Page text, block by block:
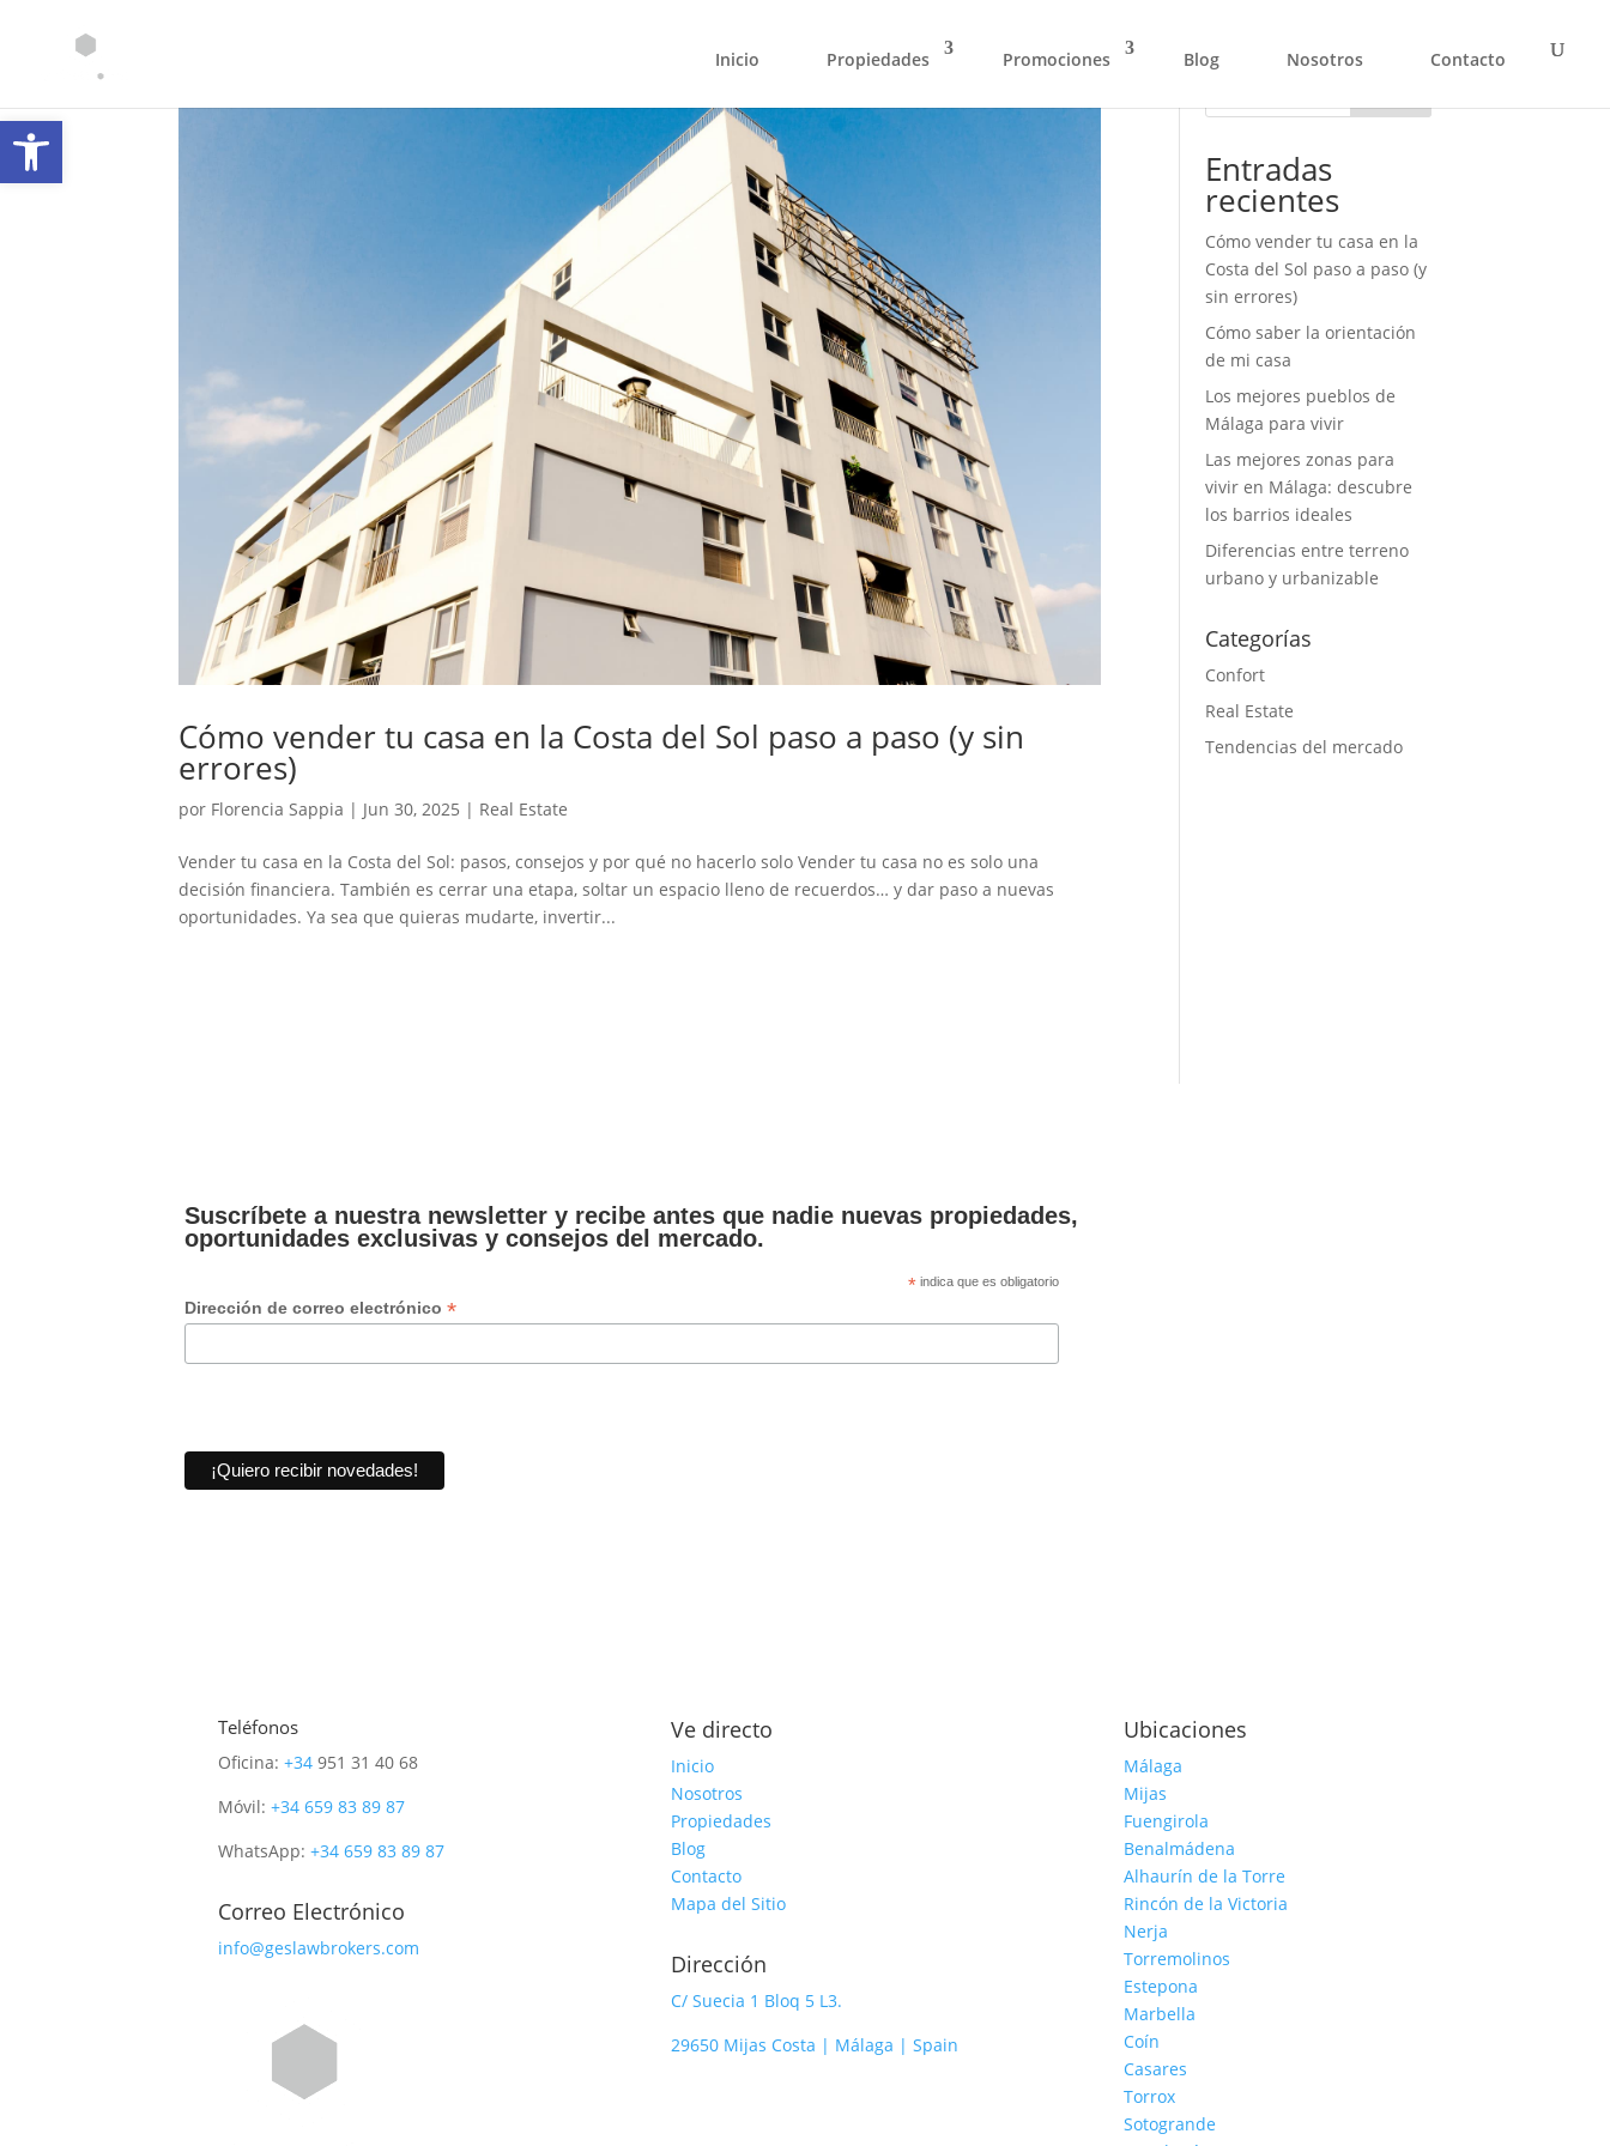
Inicio Propiedades Promociones Blog Nosotros Contacto
Cómo vender tu casa en la Costa del Sol paso a paso (y sin
errores)
por Florencia Sappia | Jun 30, 2025 | Real Estate
Vender tu casa en la Costa del Sol: pasos, consejos y por qué no hacerlo solo Vender tu casa no es solo una
decisión financiera. También es cerrar una etapa, soltar un espacio lleno de recuerdos… y dar paso a nuevas
oportunidades. Ya sea que quieras mudarte, invertir...
Entradas
recientes
Cómo vender tu casa en la
Costa del Sol paso a paso (y
sin errores)
Cómo saber la orientación
de mi casa
Los mejores pueblos de
Málaga para vivir
Las mejores zonas para
vivir en Málaga: descubre
los barrios ideales
Diferencias entre terreno
urbano y urbanizable
Categorías
Confort
Real Estate
Tendencias del mercado
Suscríbete a nuestra newsletter y recibe antes que nadie nuevas propiedades,
oportunidades exclusivas y consejos del mercado.
* indica que es obligatorio
Dirección de correo electrónico*
Teléfonos
Oficina: +34951 31 40 68
Móvil: +34 659 83 89 87
WhatsApp: +34 659 83 89 87
Correo Electrónico
info@geslawbrokers.com
Ve directo
Inicio
Nosotros
Propiedades
Blog
Contacto
Mapa del Sitio
Dirección
C/ Suecia 1 Bloq 5 L3.
29650 Mijas Costa | Málaga | Spain
Ubicaciones
Málaga
Mijas
Fuengirola
Benalmádena
Alhaurín de la Torre
Rincón de la Victoria
Nerja
Torremolinos
Estepona
Marbella
Coín
Casares
Torrox
Sotogrande
Abrir barra de herramientas